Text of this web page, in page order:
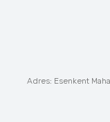
Adres: Esenkent